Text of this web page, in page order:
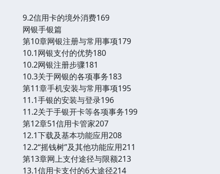
9.2信用卡的境外消费169
网银手银篇
第10章网银注册与常用事项179
10.1网银支付的优势180
10.2网银注册步骤181
10.3关于网银的各项事务183
第11章手机安装与常用事项195
11.1手银的安装与登录196
11.2关于手银开卡等各项事务199
第12章51信用卡管家207
12.1下载及基本功能应用208
12.2“摇钱树”及其他功能应用211
第13章网上支付途径与限额213
13.1信用卡支付的6大途径214